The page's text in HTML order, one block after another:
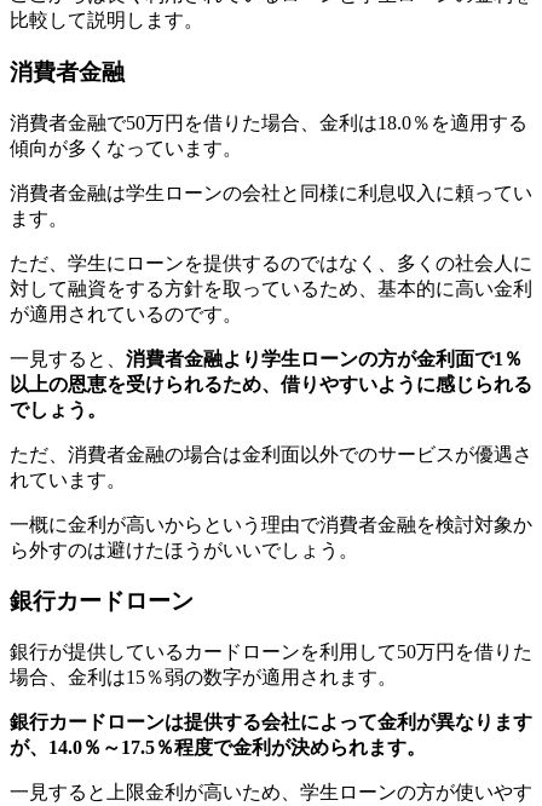
比較して説明します。
消費者金融
消費者金融で50万円を借りた場合、金利は18.0％を適用する
傾向が多くなっています。
消費者金融は学生ローンの会社と同様に利息収入に頼ってい
ます。
ただ、学生にローンを提供するのではなく、多くの社会人に
対して融資をする方針を取っているため、基本的に高い金利
が適用されているのです。
一見すると、 消費者金融より学生ローンの方が金利面で1％
以上の恩恵を受けられるため、借りやすいように感じられる
でしょう。
ただ、消費者金融の場合は金利面以外でのサービスが優遇さ
れています。
一概に金利が高いからという理由で消費者金融を検討対象か
ら外すのは避けたほうがいいでしょう。
銀行カードローン
銀行が提供しているカードローンを利用して50万円を借りた
場合、金利は15％弱の数字が適用されます。
銀行カードローンは提供する会社によって金利が異なります
が、14.0％～17.5％程度で金利が決められます。
一見すると上限金利が高いため、学生ローンの方が使いやす